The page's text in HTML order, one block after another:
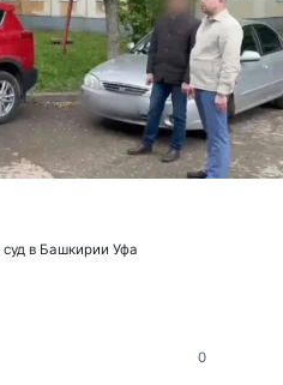
суд в Башкирии Уфа
0